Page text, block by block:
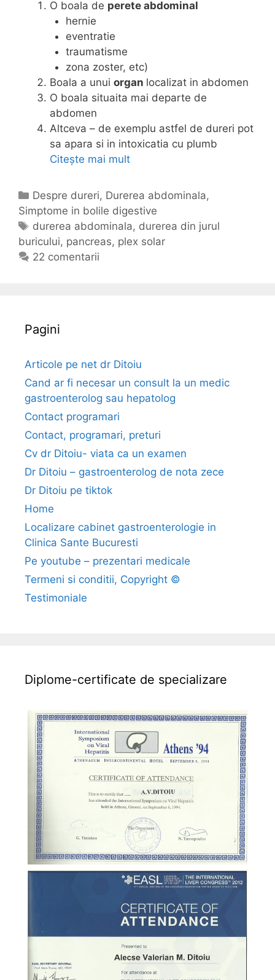
O boala de perete abdominal
hernie
eventratie
traumatisme
zona zoster, etc)
Boala a unui organ localizat in abdomen
O boala situaita mai departe de
abdomen
Altceva – de exemplu astfel de dureri pot
sa apara si in intoxicatia cu plumb
Citește mai mult
e
n
a
n
z
e
n
t
a
C
a
t
e
g
Despre dureri, Durerea abdominala,
Simptome in bolile digestive
E
t
i
e
durerea abdominala, durerea din jurul
buricului, pancreas, plex solar
22 comentarii
Pagini
Articole pe net dr Ditoiu
Cand ar fi necesar un consult la un medic
gastroenterolog sau hepatolog
Contact programari
Contact, programari, preturi
Cv dr Ditoiu- viata ca un examen
Dr Ditoiu – gastroenterolog de nota zece
Dr Ditoiu pe tiktok
Home
Localizare cabinet gastroenterologie in
Clinica Sante Bucuresti
Pe youtube – prezentari medicale
Termeni si conditii, Copyright ©
Testimoniale
Diplome-certificate de specializare